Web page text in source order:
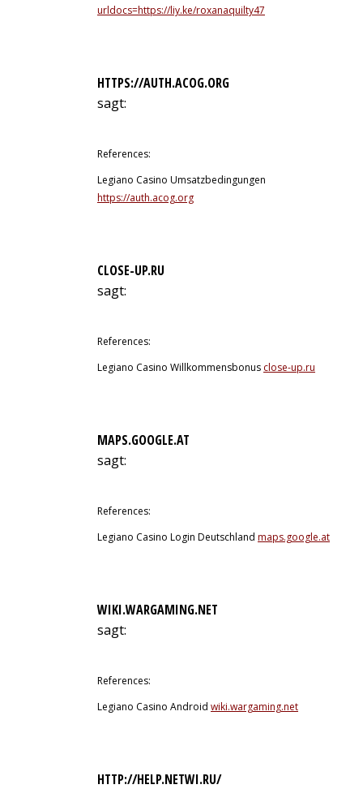
urldocs=https://liy.ke/roxanaquilty47
HTTPS://AUTH.ACOG.ORG
sagt:
References:
Legiano Casino Umsatzbedingungen
https://auth.acog.org
CLOSE-UP.RU
sagt:
References:
Legiano Casino Willkommensbonus close-up.ru
MAPS.GOOGLE.AT
sagt:
References:
Legiano Casino Login Deutschland maps.google.at
WIKI.WARGAMING.NET
sagt:
References:
Legiano Casino Android wiki.wargaming.net
HTTP://HELP.NETWI.RU/